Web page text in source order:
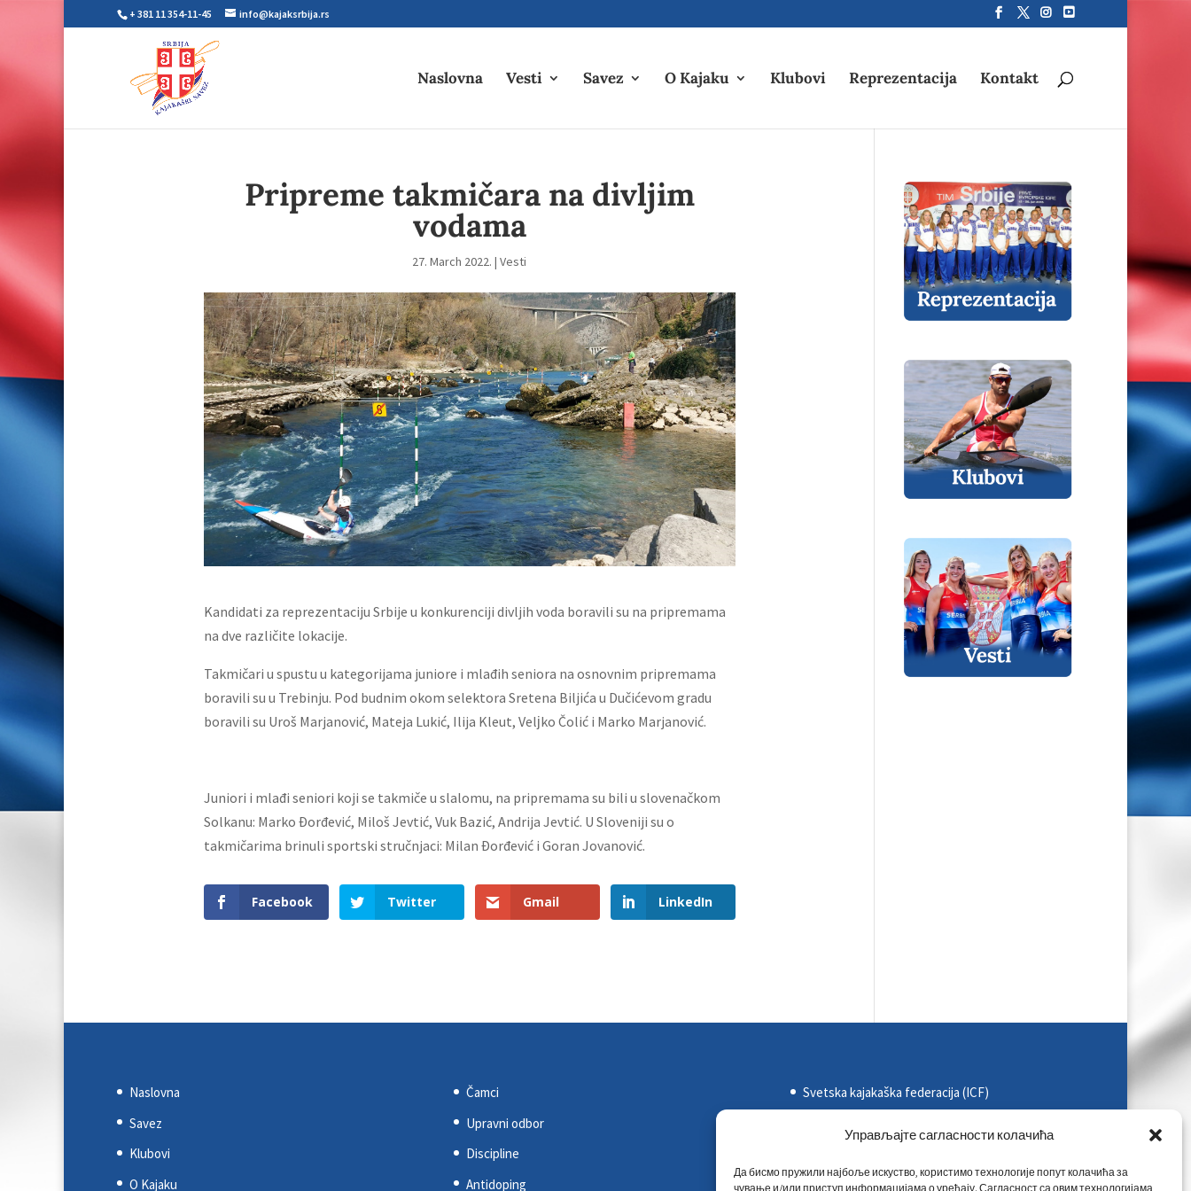
Управљајте сагласности колачића
Да бисмо пружили најбоље искуство, користимо технологије попут колачића за
чување и/или приступ информацијама о уређају. Сагласност са овим технологијама
+ 381 11 354-11-45 info@kajaksrbija.rs
Naslovna Vesti Savez O Kajaku Klubovi Reprezentacija Kontakt
Pripreme takmičara na divljim
vodama
27. March 2022. |Vesti
Kandidati za reprezentaciju Srbije u konkurenciji divljih voda boravili su na pripremama
na dve različite lokacije.
Takmičari u spustu u kategorijama juniore i mlađih seniora na osnovnim pripremama
boravili su u Trebinju. Pod budnim okom selektora Sretena Biljića u Dučićevom gradu
boravili su Uroš Marjanović, Mateja Lukić, Ilija Kleut, Velјko Čolić i Marko Marjanović.
Juniori i mlađi seniori koji se takmiče u slalomu, na pripremama su bili u slovenačkom
Solkanu: Marko Đorđević, Miloš Jevtić, Vuk Bazić, Andrija Jevtić. U Sloveniji su o
takmičarima brinuli sportski stručnjaci: Milan Đorđević i Goran Jovanović.
Facebook Twitter Gmail LinkedIn
Naslovna
Savez
Klubovi
O Kajaku
Čamci
Upravni odbor
Discipline
Antidoping
Svetska kajakaška federacija (ICF)
Rezultati na međunarodnim takmičenjima